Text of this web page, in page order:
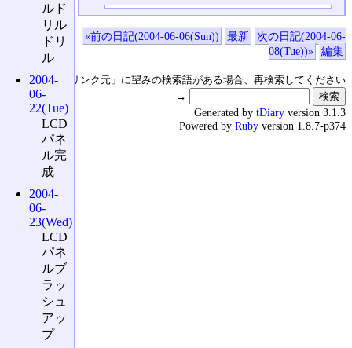
«前の日記(2004-06-06(Sun)) 最新
次の日記(2004-06-
08(Tue))»
編集
↑の「本日のリンク元」に望みの検索語がある場合、再検索してください
→
ルド
リル
ドリ
ル
2004-
06-
22(Tue)
LCD
パネ
ル完
成
2004-
06-
23(Wed)
LCD
パネ
ルブ
ラッ
シュ
アッ
プ
Generated by tDiary version 3.1.3
Powered by Ruby version 1.8.7-p374